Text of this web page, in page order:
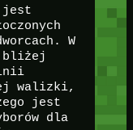
jest
W
bliżej
walizki,
jest
dla